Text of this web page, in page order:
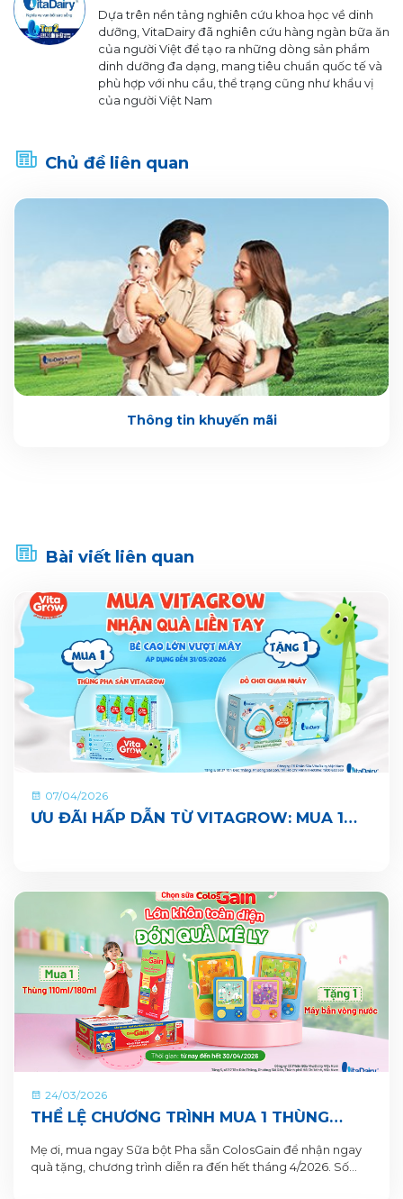
Dựa trên nền tảng nghiên cứu khoa học về dinh
dưỡng, VitaDairy đã nghiên cứu hàng ngàn bữa ăn
của người Việt để tạo ra những dòng sản phẩm
dinh dưỡng đa dạng, mang tiêu chuẩn quốc tế và
phù hợp với nhu cầu, thể trạng cũng như khẩu vị
của người Việt Nam
Chủ đề liên quan
Thông tin khuyến mãi
Bài viết liên quan
07/04/2026
ƯU ĐÃI HẤP DẪN TỪ VITAGROW: MUA 1
24/03/2026
THỂ LỆ CHƯƠNG TRÌNH MUA 1 THÙNG
TẶNG 1 QUÀ TỪ COLOSGAIN
Mẹ ơi, mua ngay Sữa bột Pha sẵn ColosGain để nhận ngay
quà tặng, chương trình diễn ra đến hết tháng 4/2026. Số